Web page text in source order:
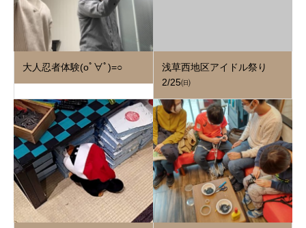
大人忍者体験(oﾟ∀ﾟ)=○
浅草西地区アイドル祭り
2/25㈰